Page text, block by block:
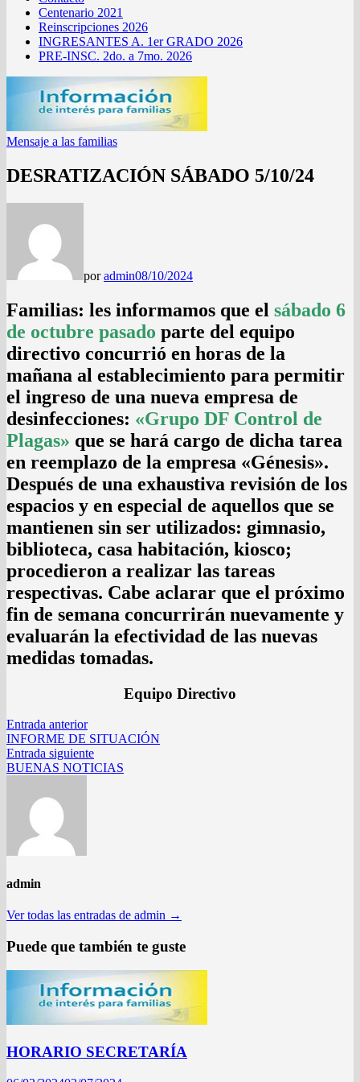
Centenario 2021
Reinscripciones 2026
INGRESANTES A. 1er GRADO 2026
PRE-INSC. 2do. a 7mo. 2026
Mensaje a las familias
DESRATIZACIÓN SÁBADO 5/10/24
poradmin08/10/2024
Familias: les informamos que el sábado 6
de octubre pasado parte del equipo
directivo concurrió en horas de la
mañana al establecimiento para permitir
el ingreso de una nueva empresa de
desinfecciones: «Grupo DF Control de
Plagas» que se hará cargo de dicha tarea
en reemplazo de la empresa «Génesis».
Después de una exhaustiva revisión de los
espacios y en especial de aquellos que se
mantienen sin ser utilizados: gimnasio,
biblioteca, casa habitación, kiosco;
procedieron a realizar las tareas
respectivas. Cabe aclarar que el próximo
fin de semana concurrirán nuevamente y
evaluarán la efectividad de las nuevas
medidas tomadas.
Equipo Directivo
Navegación
de
entradas
Entrada anteriorEntrada
anterior:
INFORME DE SITUACIÓN
Entrada siguienteEntrada
siguiente:
BUENAS NOTICIAS
admin
Ver todas las entradas de admin →
Puede que también te guste
HORARIO SECRETARÍA